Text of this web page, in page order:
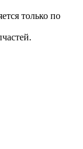
только по